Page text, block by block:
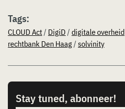
Tags:
CLOUD Act/ DigiD / digitale overheid
rechtbank Den Haag/ solvinity
Stay tuned, abonneer!